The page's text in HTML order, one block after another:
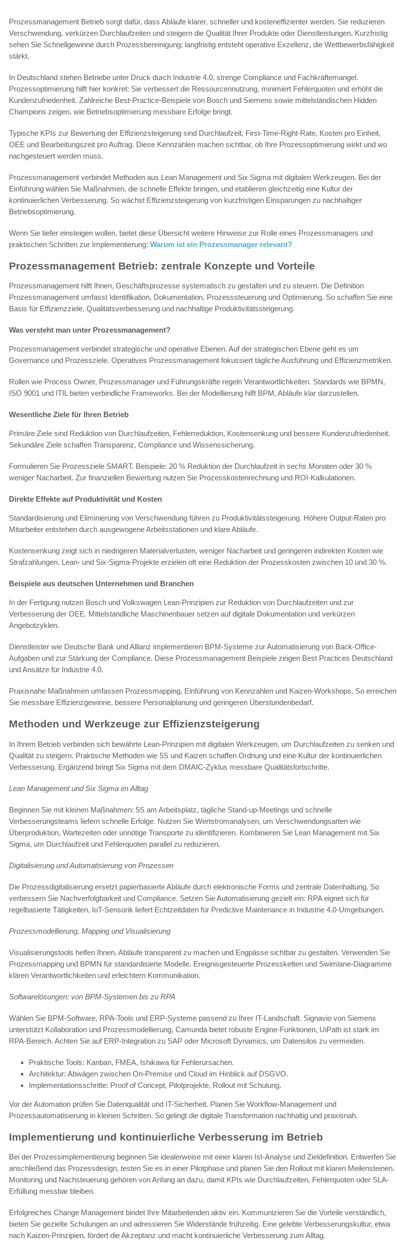
Prozessmanagement Betrieb sorgt dafür, dass Abläufe klarer, schneller und kosteneffizienter werden. Sie reduzieren
Verschwendung, verkürzen Durchlaufzeiten und steigern die Qualität Ihrer Produkte oder Dienstleistungen. Kurzfristig
sehen Sie Schnellgewinne durch Prozessbereinigung; langfristig entsteht operative Exzellenz, die Wettbewerbsfähigkeit
stärkt.
In Deutschland stehen Betriebe unter Druck durch Industrie 4.0, strenge Compliance und Fachkräftemangel.
Prozessoptimierung hilft hier konkret: Sie verbessert die Ressourcennutzung, minimiert Fehlerquoten und erhöht die
Kundenzufriedenheit. Zahlreiche Best-Practice-Beispiele von Bosch und Siemens sowie mittelständischen Hidden
Champions zeigen, wie Betriebsoptimierung messbare Erfolge bringt.
Typische KPIs zur Bewertung der Effizienzsteigerung sind Durchlaufzeit, First-Time-Right-Rate, Kosten pro Einheit,
OEE und Bearbeitungszeit pro Auftrag. Diese Kennzahlen machen sichtbar, ob Ihre Prozessoptimierung wirkt und wo
nachgesteuert werden muss.
Prozessmanagement verbindet Methoden aus Lean Management und Six Sigma mit digitalen Werkzeugen. Bei der
Einführung wählen Sie Maßnahmen, die schnelle Effekte bringen, und etablieren gleichzeitig eine Kultur der
kontinuierlichen Verbesserung. So wächst Effizienzsteigerung von kurzfristigen Einsparungen zu nachhaltiger
Betriebsoptimierung.
Wenn Sie tiefer einsteigen wollen, bietet diese Übersicht weitere Hinweise zur Rolle eines Prozessmanagers und
praktischen Schritten zur Implementierung: Warum ist ein Prozessmanager relevant?
Prozessmanagement Betrieb: zentrale Konzepte und Vorteile
Prozessmanagement hilft Ihnen, Geschäftsprozesse systematisch zu gestalten und zu steuern. Die Definition
Prozessmanagement umfasst Identifikation, Dokumentation, Prozesssteuerung und Optimierung. So schaffen Sie eine
Basis für Effizienzziele, Qualitätsverbesserung und nachhaltige Produktivitätssteigerung.
Was versteht man unter Prozessmanagement?
Prozessmanagement verbindet strategische und operative Ebenen. Auf der strategischen Ebene geht es um
Governance und Prozessziele. Operatives Prozessmanagement fokussiert tägliche Ausführung und Effizienzmetriken.
Rollen wie Process Owner, Prozessmanager und Führungskräfte regeln Verantwortlichkeiten. Standards wie BPMN,
ISO 9001 und ITIL bieten verbindliche Frameworks. Bei der Modellierung hilft BPM, Abläufe klar darzustellen.
Wesentliche Ziele für Ihren Betrieb
Primäre Ziele sind Reduktion von Durchlaufzeiten, Fehlerreduktion, Kostensenkung und bessere Kundenzufriedenheit.
Sekundäre Ziele schaffen Transparenz, Compliance und Wissenssicherung.
Formulieren Sie Prozessziele SMART. Beispiele: 20 % Reduktion der Durchlaufzeit in sechs Monaten oder 30 %
weniger Nacharbeit. Zur finanziellen Bewertung nutzen Sie Prozesskostenrechnung und ROI-Kalkulationen.
Direkte Effekte auf Produktivität und Kosten
Standardisierung und Eliminierung von Verschwendung führen zu Produktivitätssteigerung. Höhere Output-Raten pro
Mitarbeiter entstehen durch ausgewogene Arbeitsstationen und klare Abläufe.
Kostensenkung zeigt sich in niedrigeren Materialverlusten, weniger Nacharbeit und geringeren indirekten Kosten wie
Strafzahlungen. Lean- und Six-Sigma-Projekte erzielen oft eine Reduktion der Prozesskosten zwischen 10 und 30 %.
Beispiele aus deutschen Unternehmen und Branchen
In der Fertigung nutzen Bosch und Volkswagen Lean-Prinzipien zur Reduktion von Durchlaufzeiten und zur
Verbesserung der OEE. Mittelstandliche Maschinenbauer setzen auf digitale Dokumentation und verkürzen
Angebotzyklen.
Dienstleister wie Deutsche Bank und Allianz implementieren BPM-Systeme zur Automatisierung von Back-Office-
Aufgaben und zur Stärkung der Compliance. Diese Prozessmanagement Beispiele zeigen Best Practices Deutschland
und Ansätze für Industrie 4.0.
Praxisnahe Maßnahmen umfassen Prozessmapping, Einführung von Kennzahlen und Kaizen-Workshops. So erreichen
Sie messbare Effizienzgewinne, bessere Personalplanung und geringeren Überstundenbedarf.
Methoden und Werkzeuge zur Effizienzsteigerung
In Ihrem Betrieb verbinden sich bewährte Lean-Prinzipien mit digitalen Werkzeugen, um Durchlaufzeiten zu senken und
Qualität zu steigern. Praktische Methoden wie 5S und Kaizen schaffen Ordnung und eine Kultur der kontinuierlichen
Verbesserung. Ergänzend bringt Six Sigma mit dem DMAIC-Zyklus messbare Qualitätsfortschritte.
Lean Management und Six Sigma im Alltag
Beginnen Sie mit kleinen Maßnahmen: 5S am Arbeitsplatz, tägliche Stand-up-Meetings und schnelle
Verbesserungsteams liefern schnelle Erfolge. Nutzen Sie Wertstromanalysen, um Verschwendungsarten wie
Überproduktion, Wartezeiten oder unnötige Transporte zu identifizieren. Kombinieren Sie Lean Management mit Six
Sigma, um Durchlaufzeit und Fehlerquoten parallel zu reduzieren.
Digitalisierung und Automatisierung von Prozessen
Die Prozessdigitalisierung ersetzt papierbasierte Abläufe durch elektronische Forms und zentrale Datenhaltung. So
verbessern Sie Nachverfolgbarkeit und Compliance. Setzen Sie Automatisierung gezielt ein: RPA eignet sich für
regelbasierte Tätigkeiten, IoT-Sensorik liefert Echtzeitdaten für Predictive Maintenance in Industrie 4.0-Umgebungen.
Prozessmodellierung, Mapping und Visualisierung
Visualisierungstools helfen Ihnen, Abläufe transparent zu machen und Engpässe sichtbar zu gestalten. Verwenden Sie
Prozessmapping und BPMN für standardisierte Modelle. Ereignisgesteuerte Prozessketten und Swimlane-Diagramme
klären Verantwortlichkeiten und erleichtern Kommunikation.
Softwarelösungen: von BPM-Systemen bis zu RPA
Wählen Sie BPM-Software, RPA-Tools und ERP-Systeme passend zu Ihrer IT-Landschaft. Signavio von Siemens
unterstützt Kollaboration und Prozessmodellierung, Camunda bietet robuste Engine-Funktionen, UiPath ist stark im
RPA-Bereich. Achten Sie auf ERP-Integration zu SAP oder Microsoft Dynamics, um Datensilos zu vermeiden.
Praktische Tools: Kanban, FMEA, Ishikawa für Fehlerursachen.
Architektur: Abwägen zwischen On-Premise und Cloud im Hinblick auf DSGVO.
Implementationsschritte: Proof of Concept, Pilotprojekte, Rollout mit Schulung.
Vor der Automation prüfen Sie Datenqualität und IT-Sicherheit. Planen Sie Workflow-Management und
Prozessautomatisierung in kleinen Schritten. So gelingt die digitale Transformation nachhaltig und praxisnah.
Implementierung und kontinuierliche Verbesserung im Betrieb
Bei der Prozessimplementierung beginnen Sie idealerweise mit einer klaren Ist-Analyse und Zieldefinition. Entwerfen Sie
anschließend das Prozessdesign, testen Sie es in einer Pilotphase und planen Sie den Rollout mit klaren Meilensteinen.
Monitoring und Nachsteuerung gehören von Anfang an dazu, damit KPIs wie Durchlaufzeiten, Fehlerquoten oder SLA-
Erfüllung messbar bleiben.
Erfolgreiches Change Management bindet Ihre Mitarbeitenden aktiv ein. Kommunizieren Sie die Vorteile verständlich,
bieten Sie gezielte Schulungen an und adressieren Sie Widerstände frühzeitig. Eine gelebte Verbesserungskultur, etwa
nach Kaizen-Prinzipien, fördert die Akzeptanz und macht kontinuierliche Verbesserung zum Alltag.